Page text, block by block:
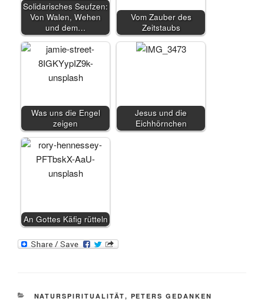
Solidarisches Seufzen:
Von Walen, Wehen
und dem…
Vom Zauber des
Zeitstaubs
Was uns die Engel
zeigen
Jesus und die
Eichhörnchen
An Gottes Käfig rütteln
KATEGORIEN
NATURSPIRITUALITÄT, PETERS GEDANKEN